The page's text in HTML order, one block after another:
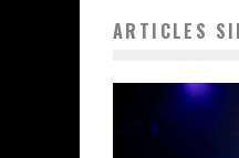
ARTICLES